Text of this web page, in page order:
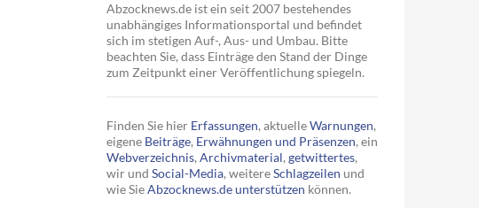
Abzocknews.de ist ein seit 2007 bestehendes
unabhängiges Informationsportal und befindet
sich im stetigen Auf-, Aus- und Umbau. Bitte
beachten Sie, dass Einträge den Stand der Dinge
zum Zeitpunkt einer Veröffentlichung spiegeln.
Finden Sie hier Erfassungen, aktuelleWarnungen,
eigene Beiträge, Erwähnungen und Präsenzen, ein
Webverzeichnis, Archivmaterial, getwittertes,
wir und Social-Media, weitereSchlagzeilen und
wie SieAbzocknews.de unterstützen können.